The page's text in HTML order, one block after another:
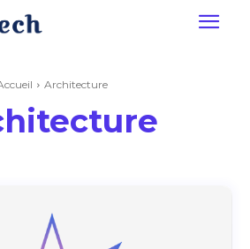
Architecture